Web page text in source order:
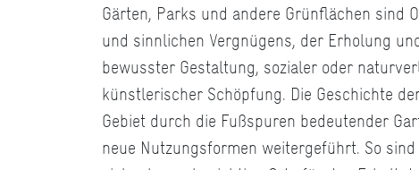
Gärten, Parks und andere Grünflächen sind
und sinnlichen Vergnügens, der Erholung
bewusster Gestaltung, sozialer oder
künstlerischer Schöpfung. Die Geschichte
Gebiet durch die Fußspuren bedeutender
neue Nutzungsformen weitergeführt. So